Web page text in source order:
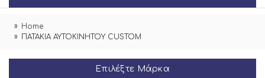
Home
ΠΑΤΑΚΙΑ ΑΥΤΟΚΙΝΗΤΟΥ CUSTOM
Επιλέξτε Μάρκα